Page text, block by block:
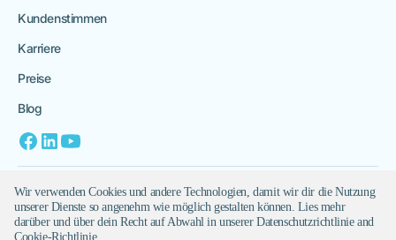
Kundenstimmen
Karriere
Preise
Blog
Datenschutz
Impressum
Wir verwenden Cookies und andere Technologien, damit wir dir die Nutzung
unserer Dienste so angenehm wie möglich gestalten können. Lies mehr
darüber und über dein Recht auf Abwahl in unserer Datenschutzrichtlinie and
Cookie-Richtlinie.